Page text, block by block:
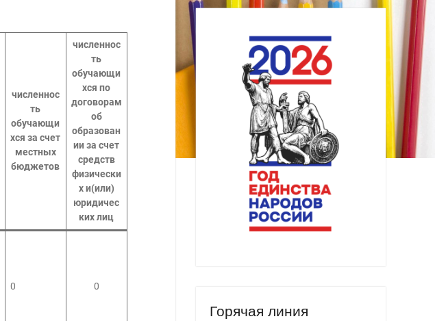
численнос
ть
обучающи
хся за счет
местных
бюджетов
численнос
ть
обучающи
хся по
договорам
об
образован
ии за счет
средств
физически
х и(или)
юридичес
ких лиц
0 0
Горячая линия